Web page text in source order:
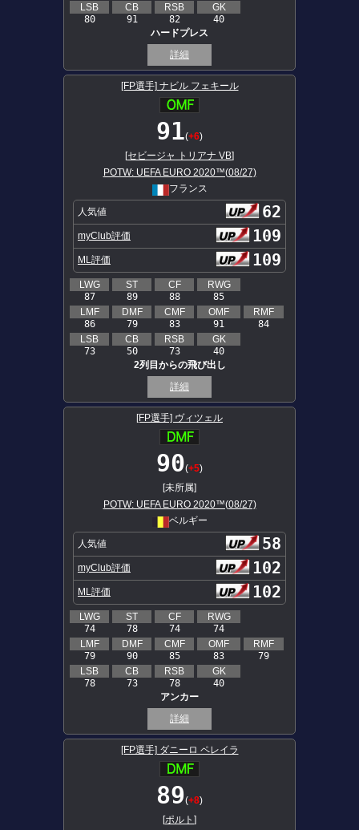
LSB
80
CB
91
RSB
82
GK
40
ハードプレス
詳細
[FP選手] ナビル フェキール
91(+6)
[セビージャ トリアナ VB]
POTW: UEFA EURO 2020™(08/27)
フランス
人気値 62
myClub評価 109
ML評価 109
LWG
87
ST
89
CF
88
RWG
85
LMF
86
DMF
79
CMF
83
OMF
91
RMF
84
LSB
73
CB
50
RSB
73
GK
40
2列目からの飛び出し
詳細
[FP選手] ヴィツェル
90(+5)
[未所属]
POTW: UEFA EURO 2020™(08/27)
ベルギー
人気値 58
myClub評価 102
ML評価 102
LWG
74
ST
78
CF
74
RWG
74
LMF
79
DMF
90
CMF
85
OMF
83
RMF
79
LSB
78
CB
73
RSB
78
GK
40
アンカー
詳細
[FP選手] ダニーロ ペレイラ
89(+8)
[ポルト ]